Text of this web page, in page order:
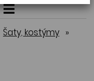
Šaty, kostýmy »